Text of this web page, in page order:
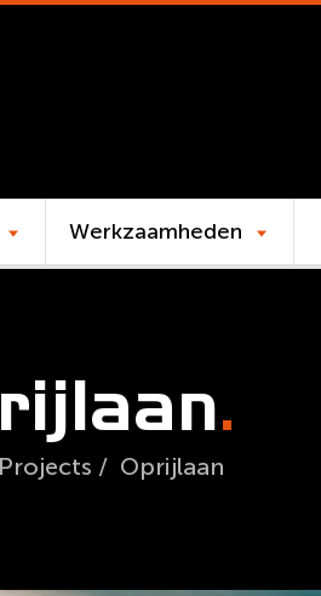
Werkzaamheden
Projects / Oprijlaan